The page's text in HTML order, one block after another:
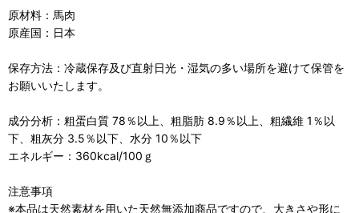
原材料：馬肉
原産国：日本
保存方法：冷蔵保存及び直射日光・湿気の多い場所を避けて保管を
お願いいたします。
成分分析：粗蛋白質 78％以上、粗脂肪 8.9％以上、粗繊維 1％以
下、粗灰分 3.5％以下、水分 10％以下
エネルギー：360kcal/100ｇ
注意事項
※本品は天然素材を用いた天然無添加商品ですので、大きさや形に